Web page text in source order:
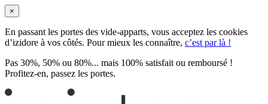
×
En passant les portes des vide-apparts, vous acceptez les cookies
d’izidore à vos côtés. Pour mieux les connaître, c’est par là !
Pas 30%, 50% ou 80%... mais 100% satisfait ou remboursé !
Profitez-en, passez les portes.